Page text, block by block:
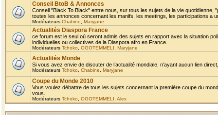
Conseil BtoB & Annonces
Conseil "Black To Black" entre nous, sur tous les sujets de la vie
toutes les annonces concernant les manifs, les meetings, les participations a
Modérateurs Chabine Maryjane
Actualités Diaspora France
ce forum est le seul où seront admis des sujets en rapport avec la situation
individuelles ou collectives de la Diaspora afro en France.
Modérateurs Tchoko OGOTEMMELI Maryjane
Actualités Monde
Si vous avez envie de discuter de l’actualité mondiale, n’ayant aucun lien
Modérateurs Tchoko Chabine Maryjane
Coupe du Monde 2010
Vous voulez débattre de tous les sujets concernant la première coupe du
vous.
Modérateurs Tchoko OGOTEMMELI Alex